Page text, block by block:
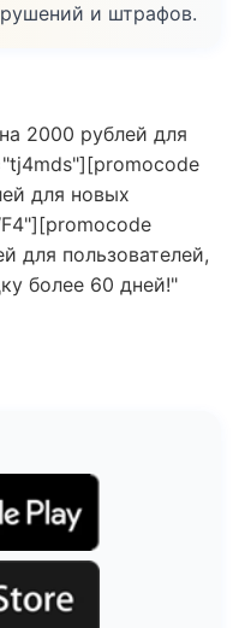
и штрафов.
2000 рублей для
для новых
для пользователей,
более 60 дней!"